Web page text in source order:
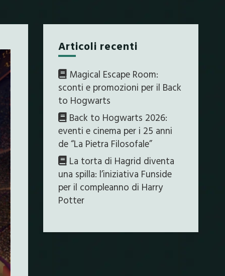
proprio alla fine
Articoli recenti
Magical Escape Room:
sconti e promozioni per il Back
to Hogwarts
Back to Hogwarts 2026:
eventi e cinema per i 25 anni
de “La Pietra Filosofale”
La torta di Hagrid diventa
una spilla: l’iniziativa Funside
per il compleanno di Harry
Potter